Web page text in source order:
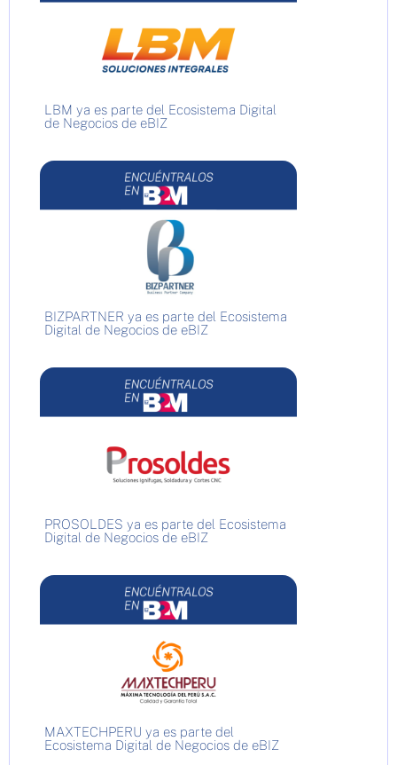
LBM ya es parte del Ecosistema Digital
de Negocios de eBIZ
BIZPARTNER ya es parte del Ecosistema
Digital de Negocios de eBIZ
PROSOLDES ya es parte del Ecosistema
Digital de Negocios de eBIZ
MAXTECHPERU ya es parte del
Ecosistema Digital de Negocios de eBIZ